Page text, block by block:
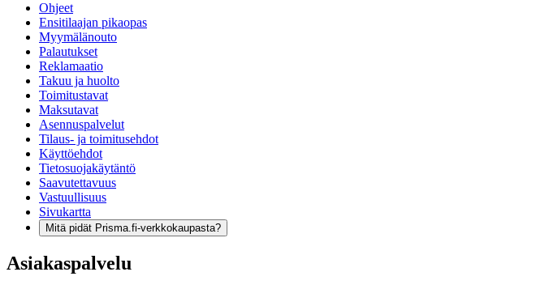
Ohjeet
Ensitilaajan pikaopas
Myymälänouto
Palautukset
Reklamaatio
Takuu ja huolto
Toimitustavat
Maksutavat
Asennuspalvelut
Tilaus- ja toimitusehdot
Käyttöehdot
Tietosuojakäytäntö
Saavutettavuus
Vastuullisuus
Sivukartta
Mitä pidät Prisma.fi-verkkokaupasta?
Asiakaspalvelu